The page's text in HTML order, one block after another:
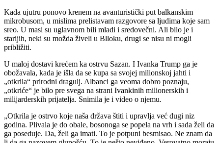
Kada ujutru ponovo krenem na avanturistički put balkanskim
mikrobusom, u mislima prelistavam razgovore sa ljudima koje sam
sreo. U masi su uglavnom bili mladi i sredovečni. Ali bilo je i
starijih, neki su možda živeli u Blloku, drugi se nisu ni mogli
približiti.
U maloj dostavi krećem ka ostrvu Sazan. I Ivanka Trump ga je
obožavala, kada je išla da se kupa sa svojej milionskoj jahti i
„otkrila“ prirodni dragulj. Albanci ga veoma dobro poznaju,
„otkriće“ je bilo pre svega na strani Ivankinih milionerskih i
milijarderskih prijatelja. Snimila je i video o njemu.
„Otkrila je ostrvo koje naša država štiti i upravlja već dugi niz
godina. Plivala je do obale, bosonoga se popela na vrh i sada želi da
ga poseduje. Da, želi ga imati. To je potpuni besmisao. Ne znam da